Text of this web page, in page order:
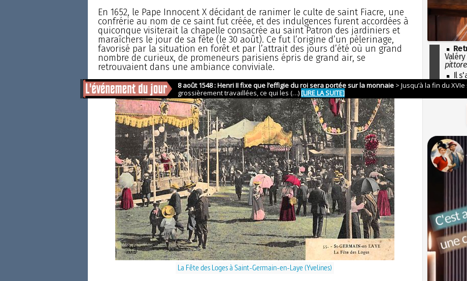
En 1652, le Pape Innocent X décidant de ranimer le culte de saint Fiacre, une
confrérie au nom de ce saint fut créée, et des indulgences furent accordées à
quiconque visiterait la chapelle consacrée au saint Patron des jardiniers et
maraîchers le jour de sa fête (le 30 août). Ce fut l’origine d’un pèlerinage,
favorisé par la situation en forêt et par l’attrait des jours d’été où un grand
nombre de curieux, de promeneurs parisiens épris de grand air, se
retrouvaient dans une ambiance conviviale.
La Fête des Loges à Saint-Germain-en-Laye (Yvelines)
Il